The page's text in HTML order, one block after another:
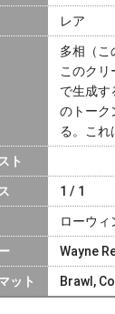
レア
多相（こ
このクリ
で生成す
のトーク
る。これ
ト
1 / 1
ローウィ
Wayne
ット Brawl,